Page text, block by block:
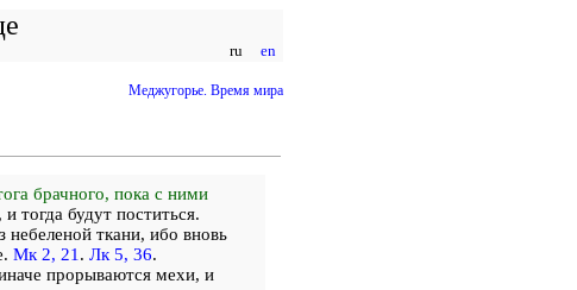
ru en
Меджугорье. Время мира
брачного, пока с ними
тогда будут поститься.
небеленой ткани, ибо вновь
Мк 2, 21 . Лк 5, 36.
прорываются мехи, и